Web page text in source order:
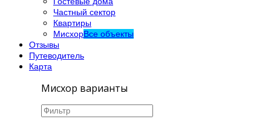
Частный сектор
Квартиры
МисхорВсе объекты
Отзывы
Путеводитель
Карта
Мисхор варианты